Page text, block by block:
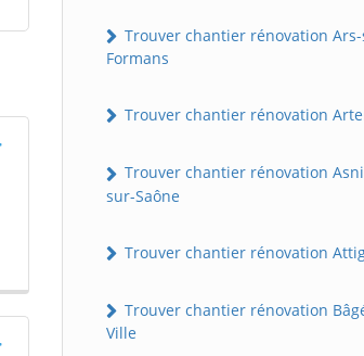
Trouver chantier rénovation
Formans
Trouver chantier rénovation
Trouver chantier rénovation
sur-Saône
Trouver chantier rénovation
Trouver chantier rénovation
Ville